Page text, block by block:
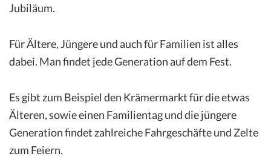
Jubiläum.
Für Ältere, Jüngere und auch für Familien ist alles
dabei. Man findet jede Generation auf dem Fest.
Es gibt zum Beispiel den Krämermarkt für die etwas
Älteren, sowie einen Familientag und die jüngere
Generation findet zahlreiche Fahrgeschäfte und Zelte
zum Feiern.